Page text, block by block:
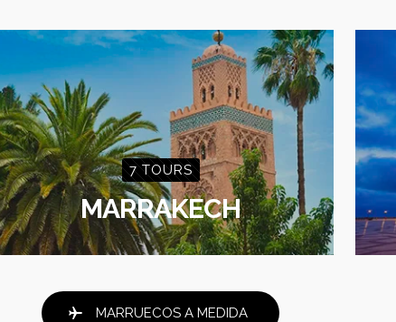
7 TOURS
MARRAKECH
MARRUECOS A MEDIDA